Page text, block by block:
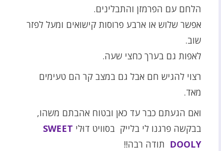
הלחם עם הפרמזן והתבלינים.
אפשר שלוש או ארבע פרוסות קישואים ומעל לפזר
שוב.
לאפות גם בערך כחצי שעה.
רצוי להגיש חם אבל גם במצב קר הם טעימים
מאד.
ואם הגעתם כבר עד כאן ובטוח אהבתם משהו,
בבקשה פרגנו לי בלייק בסוויט דוּלי SWEET
DOOLY תודה רבה!!